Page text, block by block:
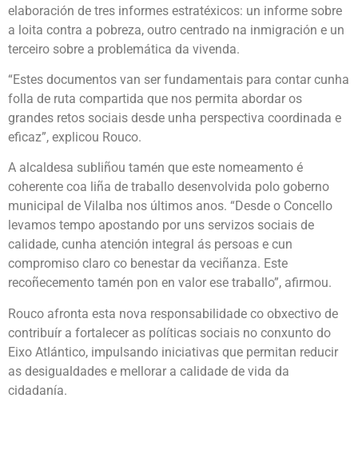
elaboración de tres informes estratéxicos: un informe sobre
a loita contra a pobreza, outro centrado na inmigración e un
terceiro sobre a problemática da vivenda.
“Estes documentos van ser fundamentais para contar cunha
folla de ruta compartida que nos permita abordar os
grandes retos sociais desde unha perspectiva coordinada e
eficaz”, explicou Rouco.
A alcaldesa subliñou tamén que este nomeamento é
coherente coa liña de traballo desenvolvida polo goberno
municipal de Vilalba nos últimos anos. “Desde o Concello
levamos tempo apostando por uns servizos sociais de
calidade, cunha atención integral ás persoas e cun
compromiso claro co benestar da veciñanza. Este
recoñecemento tamén pon en valor ese traballo”, afirmou.
Rouco afronta esta nova responsabilidade co obxectivo de
contribuír a fortalecer as políticas sociais no conxunto do
Eixo Atlántico, impulsando iniciativas que permitan reducir
as desigualdades e mellorar a calidade de vida da
cidadanía.